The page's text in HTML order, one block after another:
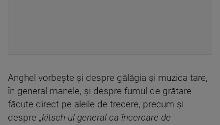
Anghel vorbeşte şi despre gălăgia şi muzica tare,
în general manele, şi despre fumul de grătare
făcute direct pe aleile de trecere, precum şi
despre „kitsch-ul general ca încercare de